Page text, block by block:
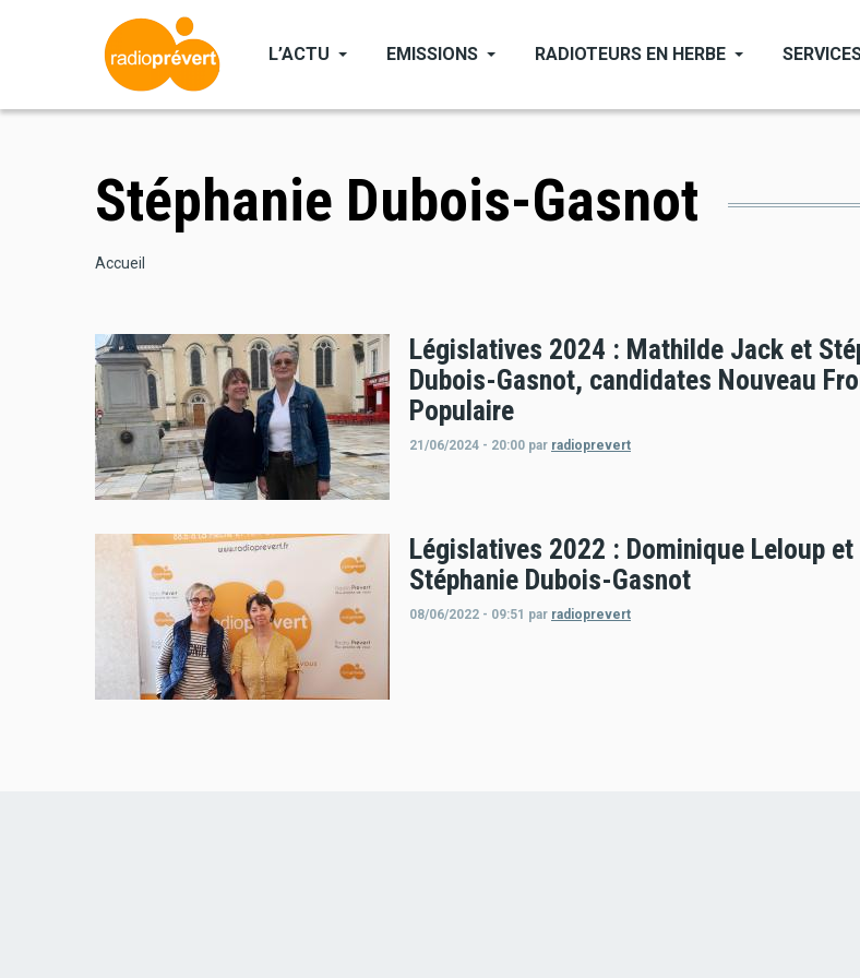
L’ACTU EMISSIONS RADIOTEURS EN HERBE
Stéphanie Dubois-Gasnot
Fil
d'Ariane
Accueil
Législatives 2024 : Mathilde Jack et
Dubois-Gasnot, candidates Nouveau
Populaire
21/06/2024 - 20:00 par radioprevert
Législatives 2022 : Dominique Leloup et
Stéphanie Dubois-Gasnot
08/06/2022 - 09:51 par radioprevert